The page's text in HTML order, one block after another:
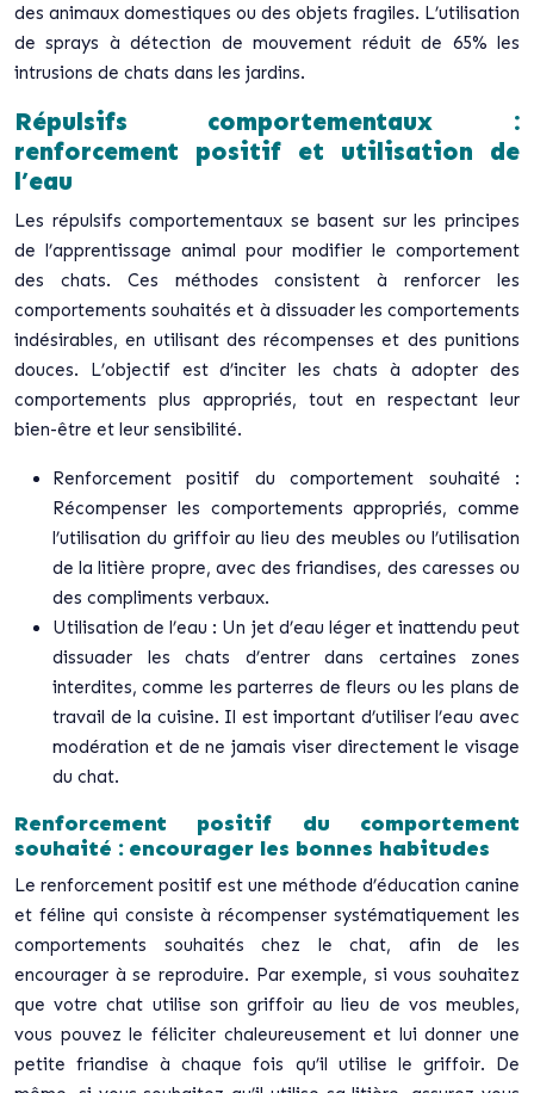
des animaux domestiques ou des objets fragiles. L’utilisation
de sprays à détection de mouvement réduit de 65% les
intrusions de chats dans les jardins.
Répulsifs comportementaux :
renforcement positif et utilisation de
l’eau
Les répulsifs comportementaux se basent sur les principes
de l’apprentissage animal pour modifier le comportement
des chats. Ces méthodes consistent à renforcer les
comportements souhaités et à dissuader les comportements
indésirables, en utilisant des récompenses et des punitions
douces. L’objectif est d’inciter les chats à adopter des
comportements plus appropriés, tout en respectant leur
bien-être et leur sensibilité.
Renforcement positif du comportement souhaité :
Récompenser les comportements appropriés, comme
l’utilisation du griffoir au lieu des meubles ou l’utilisation
de la litière propre, avec des friandises, des caresses ou
des compliments verbaux.
Utilisation de l’eau : Un jet d’eau léger et inattendu peut
dissuader les chats d’entrer dans certaines zones
interdites, comme les parterres de fleurs ou les plans de
travail de la cuisine. Il est important d’utiliser l’eau avec
modération et de ne jamais viser directement le visage
du chat.
Renforcement positif du comportement
souhaité : encourager les bonnes habitudes
Le renforcement positif est une méthode d’éducation canine
et féline qui consiste à récompenser systématiquement les
comportements souhaités chez le chat, afin de les
encourager à se reproduire. Par exemple, si vous souhaitez
que votre chat utilise son griffoir au lieu de vos meubles,
vous pouvez le féliciter chaleureusement et lui donner une
petite friandise à chaque fois qu’il utilise le griffoir. De